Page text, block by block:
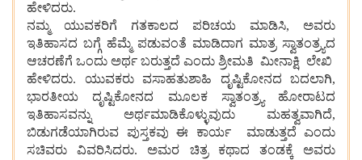
ಹೇಳಿದರು.
ನಮ್ಮ ಯುವಕರಿಗೆ ಗತಕಾಲದ ಪರಿಚಯ ಮಾಡಿಸಿ, ಅವರು
ಇತಿಹಾಸದ ಬಗ್ಗೆ ಹೆಮ್ಮೆ ಪಡುವಂತೆ ಮಾಡಿದಾಗ ಮಾತ್ರ ಸ್ವಾತಂತ್ರ್ಯದ
ಆಚರಣೆಗೆ ಒಂದು ಅರ್ಥ ಬರುತ್ತದೆ ಎಂದು ಶ್ರೀಮತಿ ಮೀನಾಕ್ಷಿ ಲೇಖಿ
ಹೇಳಿದರು. ಯುವಕರು ವಸಾಹತುಶಾಹಿ ದೃಷ್ಟಿಕೋನದ ಬದಲಾಗಿ,
ಭಾರತೀಯ ದೃಷ್ಟಿಕೋನದ ಮೂಲಕ ಸ್ವಾತಂತ್ರ್ಯ ಹೋರಾಟದ
ಇತಿಹಾಸವನ್ನು ಅರ್ಥಮಾಡಿಕೊಳ್ಳುವುದು ಮಹತ್ವವಾಗಿದೆ,
ಬಿಡುಗಡೆಯಾಗಿರುವ ಪುಸ್ತಕವು ಈ ಕಾರ್ಯ ಮಾಡುತ್ತದೆ ಎಂದು
ಸಚಿವರು ವಿವರಿಸಿದರು. ಅಮರ ಚಿತ್ರ ಕಥಾದ ತಂಡಕ್ಕೆ ಅವರು